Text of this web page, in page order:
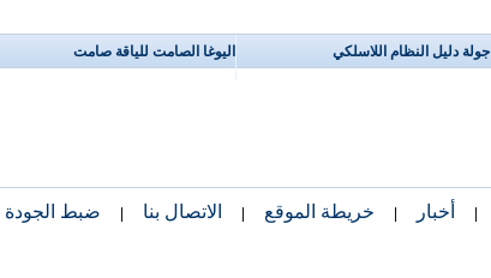
اليوغا الصامت للياقة صامت جولة دليل النظام اللاسلكي
أخبار خريطة الموقع الاتصال بنا ضبط الجودة